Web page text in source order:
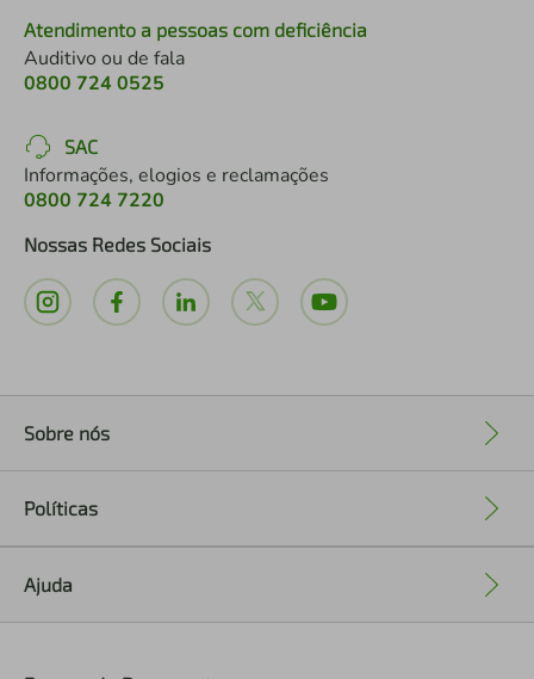
Atendimento a pessoas com deficiência
Auditivo ou de fala
0800 724 0525
SAC
Informações, elogios e reclamações
0800 724 7220
Nossas Redes Sociais
Sobre nós
Políticas
Ajuda